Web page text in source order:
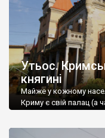
Утьос.
княгині
Майже у кожному
Криму є свій палац (а